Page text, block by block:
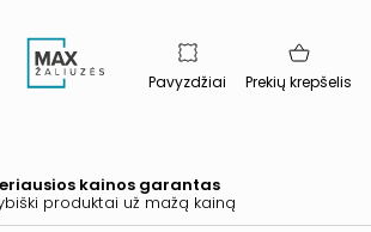
Pavyzdžiai Prekių krepšelis
kainos garantas
produktai už mažą kainą